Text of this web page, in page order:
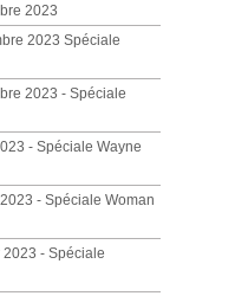
2023
2023 Spéciale
2023 - Spéciale
- Spéciale Wayne
- Spéciale Woman
- Spéciale